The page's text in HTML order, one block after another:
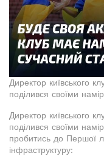
Директор київського
поділився своїми
Директор київського
поділився своїми
пробитись до Першої
інфраструктуру: